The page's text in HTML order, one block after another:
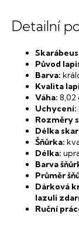
Detailní
Původ
Barva:
Kvalita
Váha: 8,02
Uchycení:
Rozměry
Délka
Šňůrka:
Délka:
Barva
Průměr
Dárková
lazuli
Ruční